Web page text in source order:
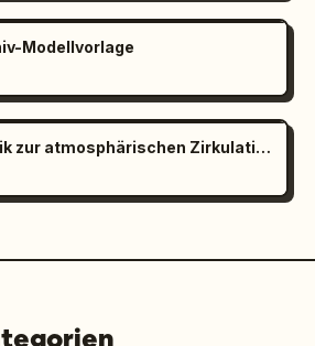
Modellvorlage
Bildungsinfografik zur atmosphärischen Zirkulation